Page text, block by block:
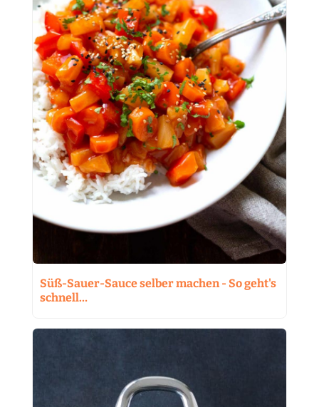
Süß-Sauer-Sauce selber machen - So geht's
schnell…